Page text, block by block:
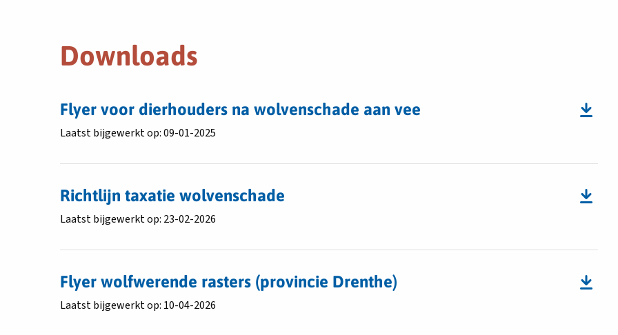
Downloads
Flyer voor dierhouders na wolvenschade aan vee
Laatst bijgewerkt op: 09-01-2025
Download
Flyer
na
wolvenschade
aan
Richtlijn taxatie wolvenschade
Laatst bijgewerkt op: 23-02-2026
bestand
Richtlijn
taxatie
Flyer wolfwerende rasters (provincie Drenthe)
Laatst bijgewerkt op: 10-04-2026
bestand
Flyer
wolfwerende